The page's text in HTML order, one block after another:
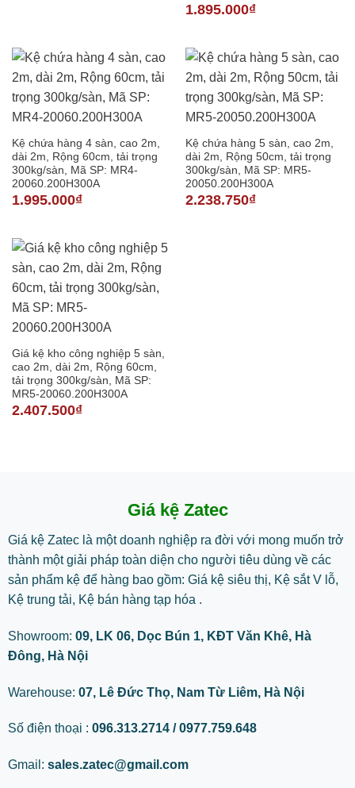
1.895.000₫
Kệ chứa hàng 4 sàn, cao 2m,
dài 2m, Rộng 60cm, tải trọng
300kg/sàn, Mã SP: MR4-
20060.200H300A
1.995.000₫
Kệ chứa hàng 5 sàn, cao 2m,
dài 2m, Rộng 50cm, tải trọng
300kg/sàn, Mã SP: MR5-
20050.200H300A
2.238.750₫
Giá kệ kho công nghiệp 5 sàn,
cao 2m, dài 2m, Rộng 60cm,
tải trọng 300kg/sàn, Mã SP:
MR5-20060.200H300A
2.407.500₫
Giá kệ Zatec
Giá kệ Zatec là một doanh nghiệp ra đời với mong muốn trở
thành một giải pháp toàn diện cho người tiêu dùng về các
sản phẩm kệ để hàng bao gồm: Giá kệ siêu thị, Kệ sắt V lỗ,
Kệ trung tải, Kệ bán hàng tạp hóa .
Showroom: 09, LK 06, Dọc Bún 1, KĐT Văn Khê, Hà
Đông, Hà Nội
Warehouse: 07, Lê Đức Thọ, Nam Từ Liêm, Hà Nội
Số điện thoại : 096.313.2714 / 0977.759.648
Gmail: sales.zatec@gmail.com